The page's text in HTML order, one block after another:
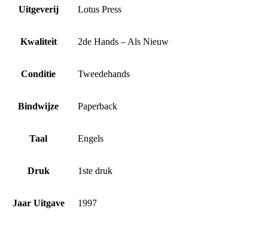
Uitgeverij Lotus Press
Kwaliteit 2de Hands – Als Nieuw
Conditie Tweedehands
Bindwijze Paperback
Taal Engels
Druk 1ste druk
Jaar Uitgave 1997